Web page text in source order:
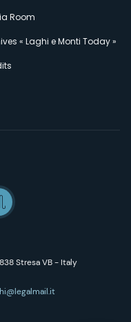
Room
« Laghi e Monti Today »
Stresa VB - Italy